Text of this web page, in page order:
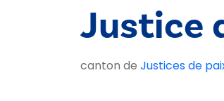
Justice
canton de Justices de